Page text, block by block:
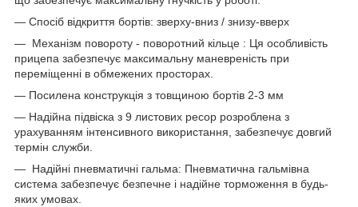
— Спосіб відкриття бортів: зверху-вниз / знизу-вверх
— Механізм повороту - поворотний кільце : Ця особливість
прицепа забезпечує максимальну маневреність при
переміщенні в обмежених просторах.
— Посилена конструкція з товщиною бортів 2-3 мм
— Надійна підвіска з 9 листових ресор розроблена з
урахуванням інтенсивного використання, забезпечує довгий
термін служби.
— Надійні пневматичні гальма: Пневматична гальмівна
система забезпечує безпечне і надійне торможення в будь-
яких умовах.